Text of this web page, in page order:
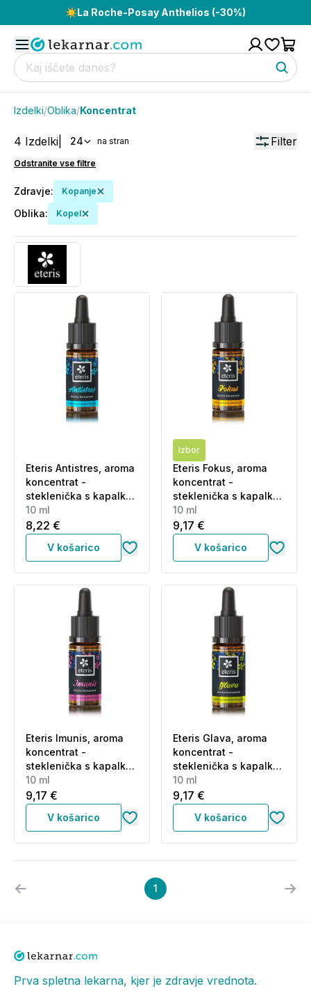
☀️La Roche-Posay Anthelios (-30%)
Izdelki/Oblika/Koncentrat
4 Izdelki 24 na stran Filter
Odstranite vse filtre
Zdravje: Kopanje
Oblika: Kopel
Eteris Antistres, aroma
koncentrat -
steklenička s kapalko
(10 ml)
10 ml
8,22 €
V košarico
Izbor
Eteris Fokus, aroma
koncentrat -
steklenička s kapalko
(10 ml)
10 ml
9,17 €
V košarico
Eteris Imunis, aroma
koncentrat -
steklenička s kapalko
(10 ml)
10 ml
9,17 €
V košarico
Eteris Glava, aroma
koncentrat -
steklenička s kapalko
(10 ml)
10 ml
9,17 €
V košarico
1
Prva spletna lekarna, kjer je zdravje vrednota.